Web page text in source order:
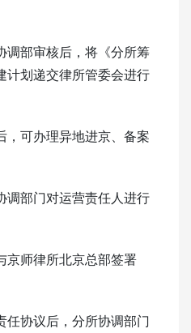
调部审核后，将《分所筹
计划递交律所管委会进行
，可办理异地进京、备案
调部门对运营责任人进行
京师律所北京总部签署
任协议后，分所协调部门